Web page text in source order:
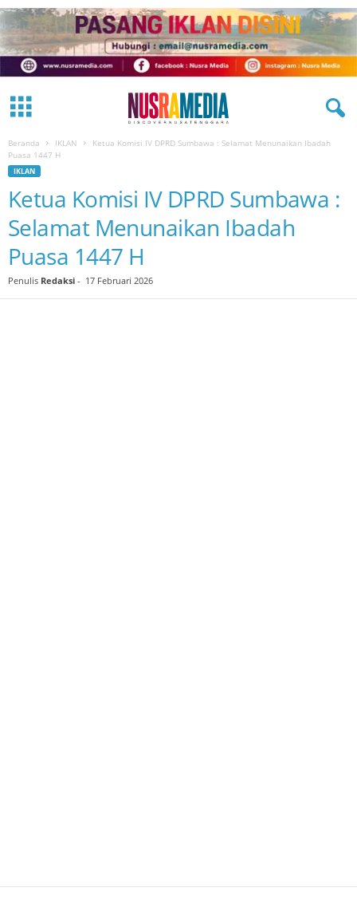
Beranda IKLAN
Ketua Komisi IV DPRD Sumbawa : Selamat Menunaikan Ibadah
Puasa 1447 H
IKLAN
Ketua Komisi IV DPRD Sumbawa :
Selamat Menunaikan Ibadah
Puasa 1447 H
Penulis Redaksi - 17 Februari 2026